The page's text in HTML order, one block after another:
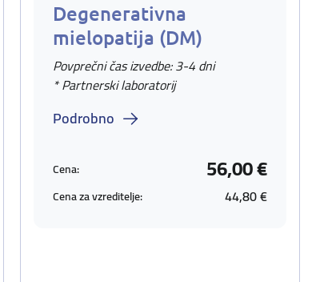
Degenerativna
mielopatija (DM)
Povprečni čas izvedbe: 3-4 dni
* Partnerski laboratorij
Podrobno
Cena: 56,00 €
Cena za vzreditelje: 44,80 €